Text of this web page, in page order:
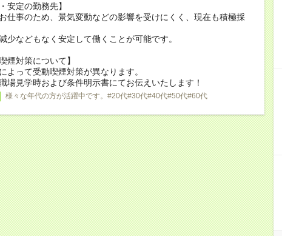
安定の勤務先】
仕事のため、景気変動などの影響を受けにくく、現在も積極採
少などもなく安定して働くことが可能です。
煙対策について】
よって受動喫煙対策が異なります。
場見学時および条件明示書にてお伝えいたします！
様々な年代の方が活躍中です。#20代#30代#40代#50代#60代